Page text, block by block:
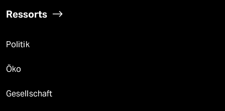
Ressorts
Politik
Öko
Gesellschaft